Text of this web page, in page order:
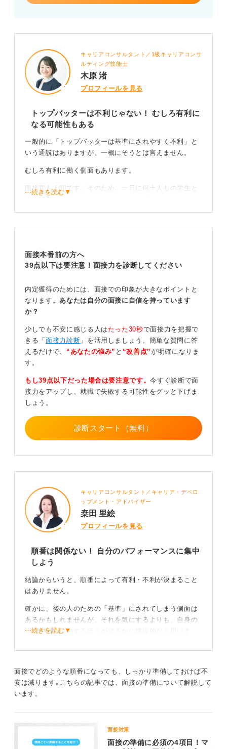
キャリアコンサルタント／1級キャリアコンサ
ルティング技能士
木原 渚
プロフィールを見る
トップバッターは不利じゃない！ むしろ有利に
なる可能性もある
一般的に「トップバッターは基準にされやすく不利」と
いう通説はありますが、一概にそうとは言えません。
むしろ有利に働く側面もあります。
面接官も人間です。そのため、一日に何十人もの学生と
など、デメリットも考えられるでしょう。
最大限アピールしよう
その点、トップバッターは面接官が心身ともにフレッシ
また、一番最初だからこそ、強く印象に残りやすいとい
う利点も考えられるでしょう。
企業は公平な判断基準を設けているので、順番によって
有利・不利が生じることは基本的にはありません。
順番を気にせず、自分らしさを発揮することに集中しま
しょう。
⋯続きを読む▼
面接本番前の方へ
39点以下は要注意！面接力を診断してください
内定獲得のためには、面接での印象が大きなポイントと
なります。 あなたは自分の面接に自信を持っています
か？
少しでも不安に感じる人は たった30秒で面接力を把握で
きる「 面接力診断 」を活用しましょう。簡単な質問に答
えるだけで、 “あなたの強み” と “改善点”が明確になりま
す。
もし39点以下だった場合は要注意です。今すぐ診断で面
接力をアップし、就職で失敗する可能性をグッと下げま
しょう。
診断スタート（無料）
キャリアコンサルタント／キャリア・デベロ
ップメント・アドバイザー
桒田 里絵
プロフィールを見る
順番は関係ない！ 自分のパフォーマンスに集中
しよう
結論からいうと、順番によって有利・不利が決まること
はありません。
確かに、後の人のための「基準」にされてしまう側面は
あるかもしれませんが、それを気にするよりも、自身の
話す内容に集中するほうがはるかに建設的だと思いま
ありません。
面接は競争じゃない！ あなただけの魅力に気付いて
そもそも、採用面接は、他人との優劣を競う相対評価の
場ではありません。
⋯続きを読む▼
面接でどのような順番になっても、しっかり準備しておけば不
安は減ります｡こちらの記事では、面接の準備について解説して
います。
面接対策
面接の準備に必須の4項目！マ